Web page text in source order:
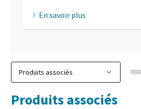
En savoir plus
Produits associés